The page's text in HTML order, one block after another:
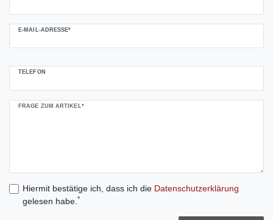
E-MAIL-ADRESSE*
TELEFON
FRAGE ZUM ARTIKEL*
Hiermit bestätige ich, dass ich die Daten­schutz­erklärung
gelesen habe. *